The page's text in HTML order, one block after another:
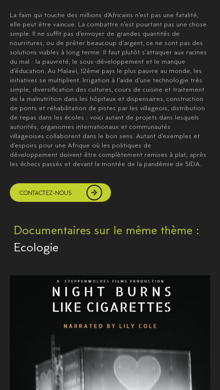
La faim qui touche des millions d’Africains n’est pas une fatalité,
elle peut être vaincue. La combattre n’est pourtant pas une chose
simple. Il ne suffit pas d’envoyer de grandes quantités de
nourritures, ou de prêter beaucoup d’argent, ce ne sont pas des
solutions viables à long terme. Il faut plutôt s’attaquer aux racines
du mal : la pauvreté, le sous-développement et le manque
d’éducation. Au Malawi, 12ème pays le plus pauvre au monde, les
initiatives se multiplient. Irrigation à l’aide d’une technologie très
simple, diversification des cultures, cours de cuisine et traitement
de la malnutrition dans les hôpitaux et dispensaires, construction
de ponts et réhabilitation de pistes par les villageois, distribution
de repas dans les écoles : voici autant de projets dans lesquels
autorités, organismes internationaux et communautés
villageoises collaborent dans le bon sens. Autant d’exemples et
d’espoirs pour une Afrique où les politiques de
développement doivent être complètement remises à plat, après
les échecs passés et devant la montée de la pandémie de SIDA.
CONTACTEZ-NOUS
Documentaires sur le même thème :
Ecologie